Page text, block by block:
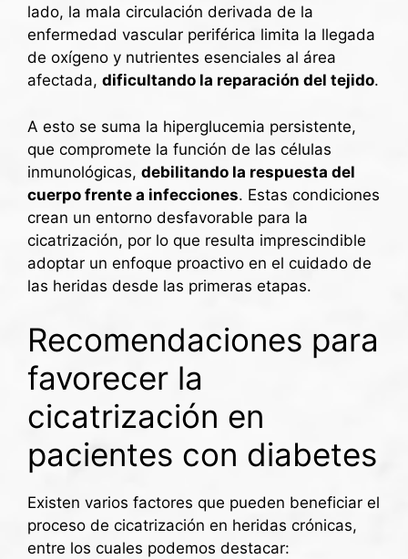
lado, la mala circulación derivada de la
enfermedad vascular periférica limita la llegada
de oxígeno y nutrientes esenciales al área
afectada, dificultando la reparación del tejido.
A esto se suma la hiperglucemia persistente,
que compromete la función de las células
inmunológicas, debilitando la respuesta del
cuerpo frente a infecciones. Estas condiciones
crean un entorno desfavorable para la
cicatrización, por lo que resulta imprescindible
adoptar un enfoque proactivo en el cuidado de
las heridas desde las primeras etapas.
Recomendaciones para
favorecer la
cicatrización en
pacientes con diabetes
Existen varios factores que pueden beneficiar el
proceso de cicatrización en heridas crónicas,
entre los cuales podemos destacar: